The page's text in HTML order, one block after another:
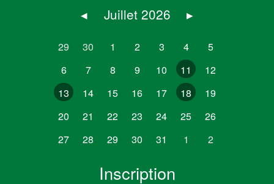
◂ Juillet 2026 ▸
29 30 1 2 3 4
5
6
7 8 9 10 11
12
13
14 15 16 17 18
19
20
21 22 23 24 25
26
27
28 29 30 31 1 2
Inscription